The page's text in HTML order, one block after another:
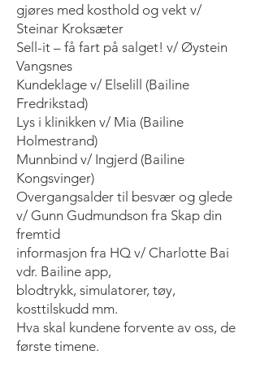
gjøres med kosthold og vekt v/
Steinar Kroksæter
Sell-it – få fart på salget! v/ Øystein
Vangsnes
Kundeklage v/ Elselill (Bailine
Fredrikstad)
Lys i klinikken v/ Mia (Bailine
Holmestrand)
Munnbind v/ Ingjerd (Bailine
Kongsvinger)
Overgangsalder til besvær og glede
v/ Gunn Gudmundson fra Skap din
fremtid
informasjon fra HQ v/ Charlotte Bai
vdr. Bailine app,
blodtrykk, simulatorer, tøy,
kosttilskudd mm.
Hva skal kundene forvente av oss, de
første timene.